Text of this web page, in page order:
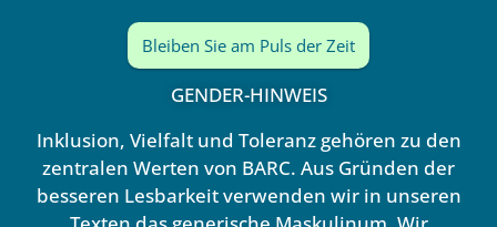
Bleiben Sie am Puls der Zeit
GENDER-HINWEIS
Inklusion, Vielfalt und Toleranz gehören zu den
zentralen Werten von BARC. Aus Gründen der
besseren Lesbarkeit verwenden wir in unseren